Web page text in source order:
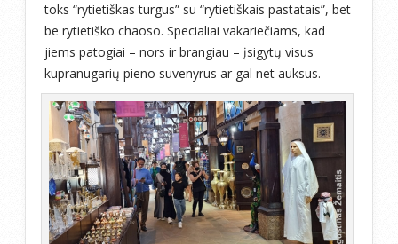
toks “rytietiškas turgus” su “rytietiškais pastatais”, bet
be rytietiško chaoso. Specialiai vakariečiams, kad
jiems patogiai – nors ir brangiau – įsigytų visus
kupranugarių pieno suvenyrus ar gal net auksus.